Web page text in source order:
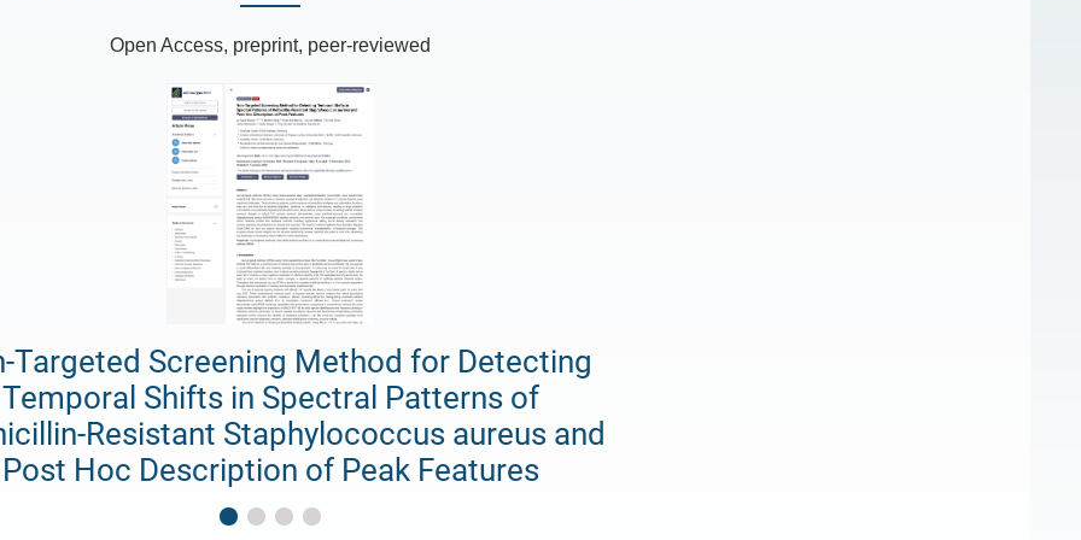
Open Access, preprint, peer-reviewed
Targeted Screening Method for Detecting
Temporal Shifts in Spectral Patterns of
Resistant Staphylococcus aureus and
Post Hoc Description of Peak Features